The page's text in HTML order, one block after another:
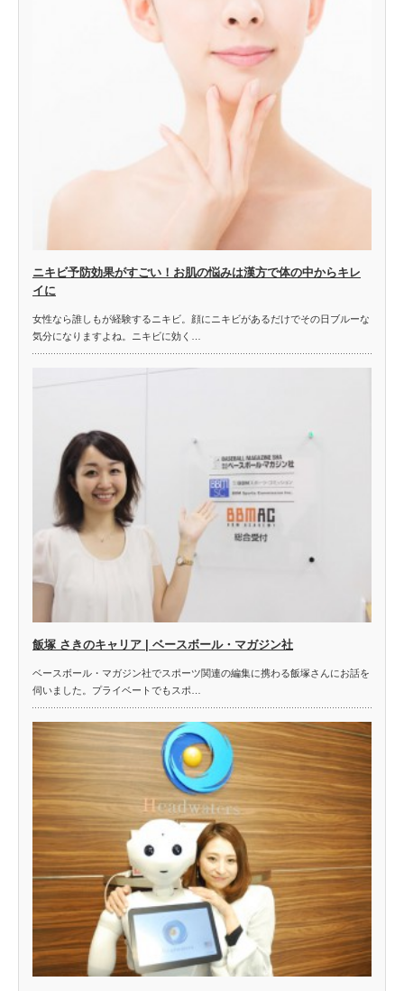
ニキビ予防効果がすごい！お肌の悩みは漢方で体の中からキレ
イに
女性なら誰しもが経験するニキビ。顔にニキビがあるだけでその日ブルーな
気分になりますよね。ニキビに効く…
飯塚 さきのキャリア | ベースボール・マガジン社
ベースボール・マガジン社でスポーツ関連の編集に携わる飯塚さんにお話を
伺いました。プライベートでもスポ…